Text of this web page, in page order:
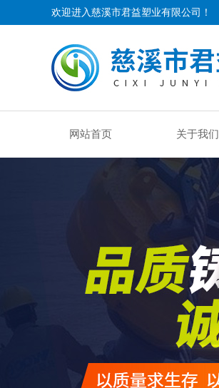
欢迎进入慈溪市君益塑业有限公司！
网站首页 关于我们